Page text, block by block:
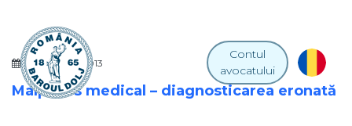
Contul
avocatului
09 APRILIE 2013
Malpraxis medical – diagnosticarea eronată